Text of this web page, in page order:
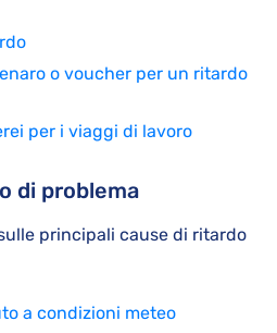
o voucher per un ritardo
per i viaggi di lavoro
di problema
principali cause di ritardo
a condizioni meteo